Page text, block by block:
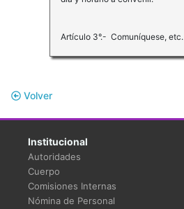
Artículo 3°.- Comuníquese, etc.
Volver
Institucional
Autoridades
Cuerpo
Comisiones Internas
Nómina de Personal